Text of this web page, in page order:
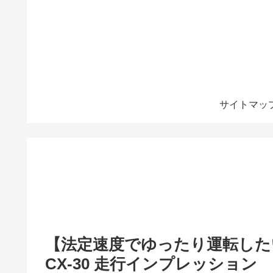
サイトマッ
【法定速度でゆったり運転し
CX-30 走行インプレッション